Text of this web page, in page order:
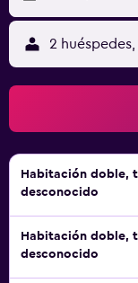
senderismo y
como hammam y
alojamiento. Monte
alojamiento. El
2 huéspedes,
Habitación doble,
desconocido
Habitación doble,
desconocido